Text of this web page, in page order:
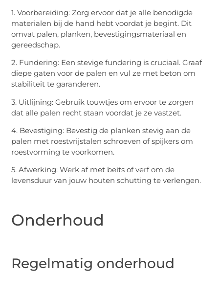
1. Voorbereiding: Zorg ervoor dat je alle benodigde
materialen bij de hand hebt voordat je begint. Dit
omvat palen, planken, bevestigingsmateriaal en
gereedschap.
2. Fundering: Een stevige fundering is cruciaal. Graaf
diepe gaten voor de palen en vul ze met beton om
stabiliteit te garanderen.
3. Uitlijning: Gebruik touwtjes om ervoor te zorgen
dat alle palen recht staan voordat je ze vastzet.
4. Bevestiging: Bevestig de planken stevig aan de
palen met roestvrijstalen schroeven of spijkers om
roestvorming te voorkomen.
5. Afwerking: Werk af met beits of verf om de
levensduur van jouw houten schutting te verlengen.
Onderhoud
Regelmatig onderhoud